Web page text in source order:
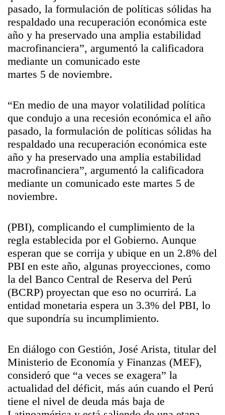
pasado, la formulación de políticas sólidas ha
respaldado una recuperación económica este
año y ha preservado una amplia estabilidad
macrofinanciera”, argumentó la calificadora
mediante un comunicado este
martes 5 de noviembre.
“En medio de una mayor volatilidad política
que condujo a una recesión económica el año
pasado, la formulación de políticas sólidas ha
respaldado una recuperación económica este
año y ha preservado una amplia estabilidad
macrofinanciera”, argumentó la calificadora
mediante un comunicado este martes 5 de
noviembre.
(PBI), complicando el cumplimiento de la
regla establecida por el Gobierno. Aunque
esperan que se corrija y ubique en un 2.8% del
PBI en este año, algunas proyecciones, como
la del Banco Central de Reserva del Perú
(BCRP) proyectan que eso no ocurrirá. La
entidad monetaria espera un 3.3% del PBI, lo
que supondría su incumplimiento.
En diálogo con Gestión, José Arista, titular del
Ministerio de Economía y Finanzas (MEF),
consideró que “a veces se exagera” la
actualidad del déficit, más aún cuando el Perú
tiene el nivel de deuda más baja de